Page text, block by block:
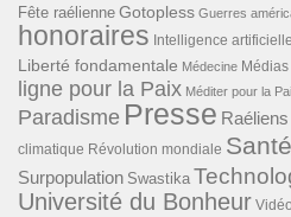
Fête raélienne Gotopless Guerres
honoraires Intelligence artificielle
Liberté fondamentale Médecine Médias
ligne pour la Paix Méditer pour la
Paradisme Presse Raéliens
climatique Révolution mondiale Santé
Surpopulation Swastika
Université du Bonheur Vidéo